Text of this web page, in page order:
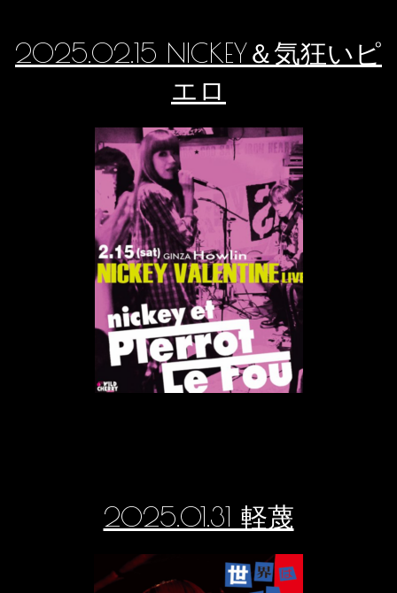
2025.02.15 NICKEY＆気狂いピ
エロ
2025.01.31 軽蔑